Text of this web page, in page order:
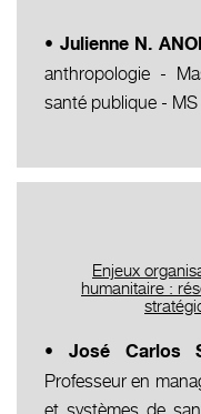
• Julienne N.
anthropologie -
santé publique -
Enjeux
humanitaire :
• José Carlos
Professeur en